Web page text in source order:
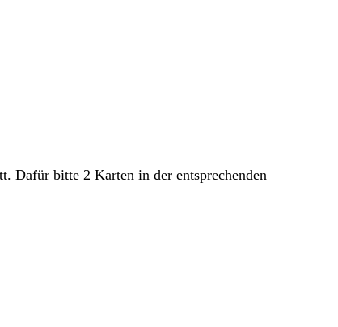
Dafür bitte 2 Karten in der entsprechenden